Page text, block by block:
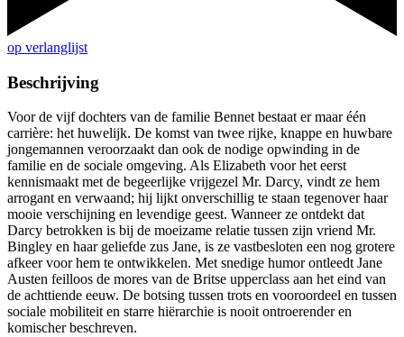
op verlanglijst
Beschrijving
Voor de vijf dochters van de familie Bennet bestaat er maar één
carrière: het huwelijk. De komst van twee rijke, knappe en huwbare
jongemannen veroorzaakt dan ook de nodige opwinding in de
familie en de sociale omgeving. Als Elizabeth voor het eerst
kennismaakt met de begeerlijke vrijgezel Mr. Darcy, vindt ze hem
arrogant en verwaand; hij lijkt onverschillig te staan tegenover haar
mooie verschijning en levendige geest. Wanneer ze ontdekt dat
Darcy betrokken is bij de moeizame relatie tussen zijn vriend Mr.
Bingley en haar geliefde zus Jane, is ze vastbesloten een nog grotere
afkeer voor hem te ontwikkelen. Met snedige humor ontleedt Jane
Austen feilloos de mores van de Britse upperclass aan het eind van
de achttiende eeuw. De botsing tussen trots en vooroordeel en tussen
sociale mobiliteit en starre hiërarchie is nooit ontroerender en
komischer beschreven.